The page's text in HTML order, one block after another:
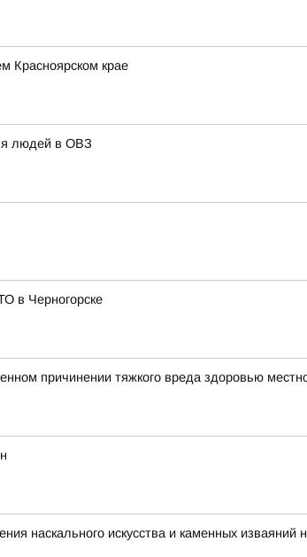
Красноярском крае
людей в ОВЗ
в Черногорске
причинении тяжкого вреда здоровью
наскального искусства и каменных изваяний